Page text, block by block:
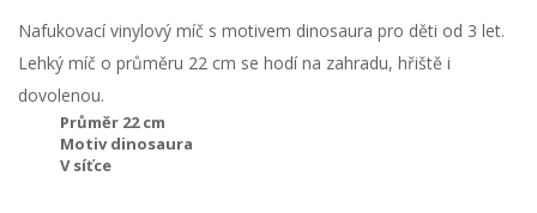
Nafukovací vinylový míč s motivem dinosaura pro děti od 3 let.
Lehký míč o průměru 22 cm se hodí na zahradu, hřiště i
dovolenou.
Průměr 22 cm
Motiv dinosaura
V síťce